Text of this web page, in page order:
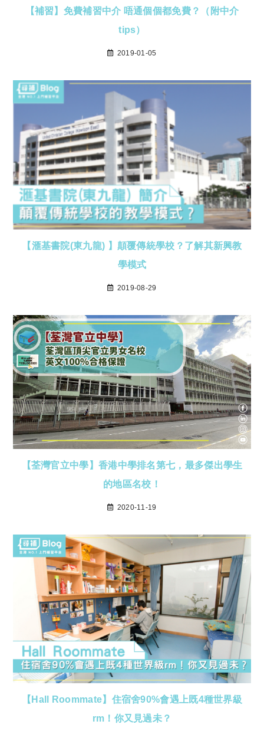
【補習】免費補習中介 唔通個個都免費？（附中介
tips）
2019-01-05
【滙基書院(東九龍) 】顛覆傳統學校？了解其新興教
學模式
2019-08-29
【荃灣官立中學】香港中學排名第七，最多傑出學生
的地區名校！
2020-11-19
【Hall Roommate】住宿舍90%會遇上既4種世界級
rm！你又見過未？